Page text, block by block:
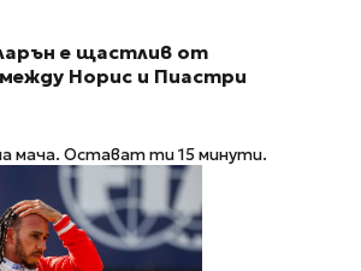
е щастлив от
Норис и Пиастри
мача. Остават ти 15 минути.